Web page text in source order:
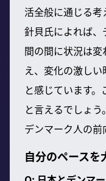
活全般に通じる考
針貝氏によれば
間の間に状況は
え、変化の激し
と感じています
と言えるでしょう。
デンマーク人の
自分のペースを